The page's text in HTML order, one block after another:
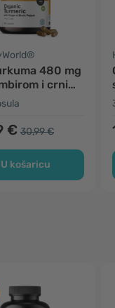
480 mg
i crnim
€ 30,99 €
U košaricu